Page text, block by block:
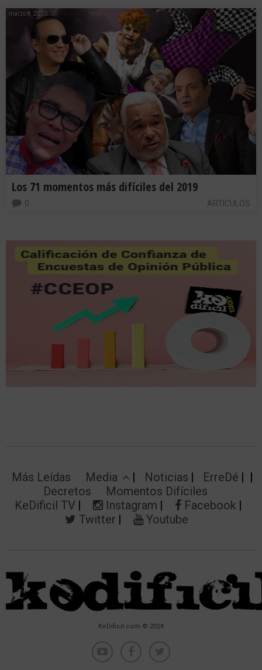
marzo 8, 2020
Los 71 momentos más difíciles del 2019
ARTÍCULOS
0
Más Leídas Media Noticias
ErreDé
Decretos
Momentos Difíciles
KeDificil TV
Instagram
Facebook
Twitter
Youtube
KeDificil.com © 2024